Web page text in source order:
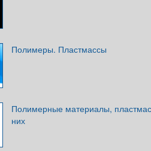
Полимеры. Пластмассы
Полимерные материалы,
них